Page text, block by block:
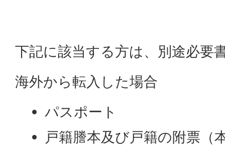
下記に該当する方は、別途必要
海外から転入した場合
パスポート
戸籍謄本及び戸籍の附票（